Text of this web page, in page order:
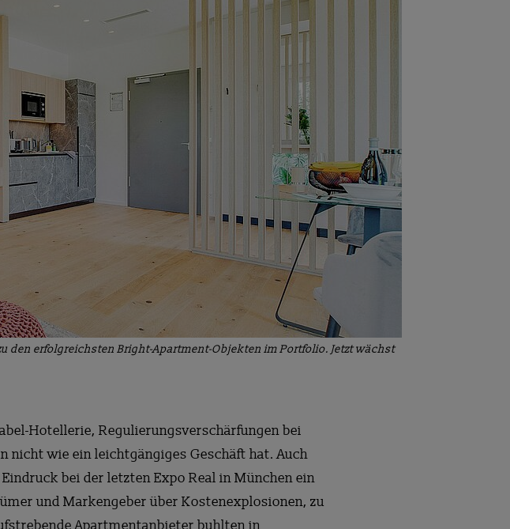
den erfolgreichsten Bright-Apartment-Objekten im Portfolio. Jetzt wächst
Hotellerie, Regulierungsverschärfungen bei
wie ein leichtgängiges Geschäft hat. Auch
bei der letzten Expo Real in München ein
und Markengeber über Kostenexplosionen, zu
Apartmentanbieter buhlten in